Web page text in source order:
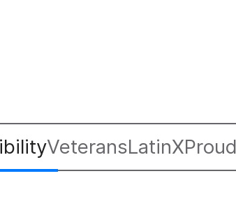
VeteransLatinXProud